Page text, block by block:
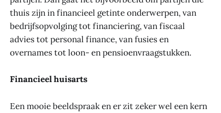
thuis zijn in financieel getinte onderwerpen, van
bedrijfsopvolging tot financiering, van fiscaal
advies tot personal finance, van fusies en
overnames tot loon- en pensioenvraagstukken.
Financieel huisarts
Een mooie beeldspraak en er zit zeker wel een kern